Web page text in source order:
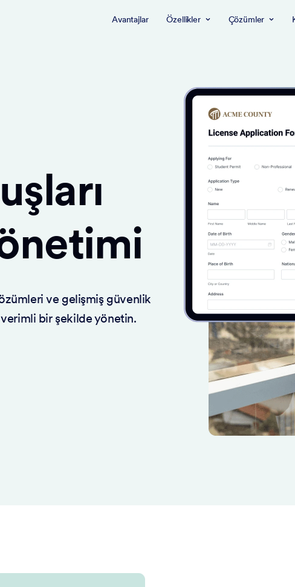
Avantajlar Özellikler Çözümler
ve gelişmiş güvenlik
bir şekilde yönetin.